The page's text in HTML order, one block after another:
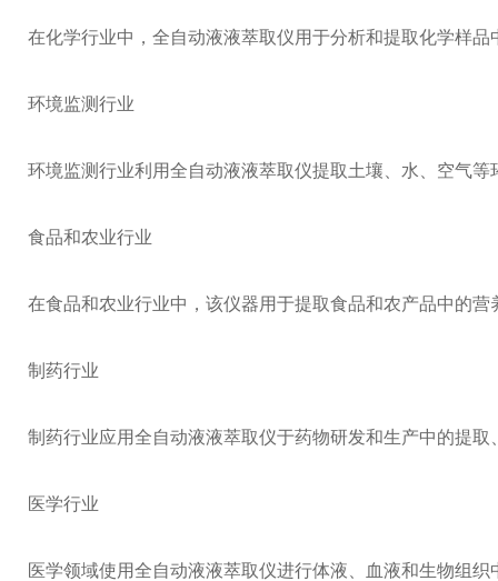
在化学行业中，全自动液液萃取仪用于分析和提取化学样
环境监测行业
环境监测行业利用全自动液液萃取仪提取土壤、水、空气
食品和农业行业
在食品和农业行业中，该仪器用于提取食品和农产品中的
制药行业
制药行业应用全自动液液萃取仪于药物研发和生产中的提取
医学行业
医学领域使用全自动液液萃取仪进行体液、血液和生物组